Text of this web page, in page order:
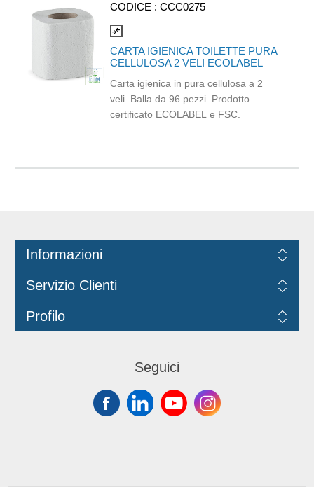
CODICE : CCC0275
compare_arrows
CARTA IGIENICA TOILETTE PURA
CELLULOSA 2 VELI ECOLABEL
Carta igienica in pura cellulosa a 2
veli. Balla da 96 pezzi. Prodotto
certificato ECOLABEL e FSC.
Informazioni
Servizio Clienti
Profilo
Seguici